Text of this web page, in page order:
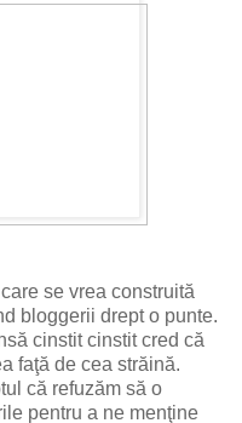
se vrea construită
bloggerii drept o punte.
cinstit cinstit cred că
faţă de cea străină.
că refuzăm să o
pentru a ne menţine